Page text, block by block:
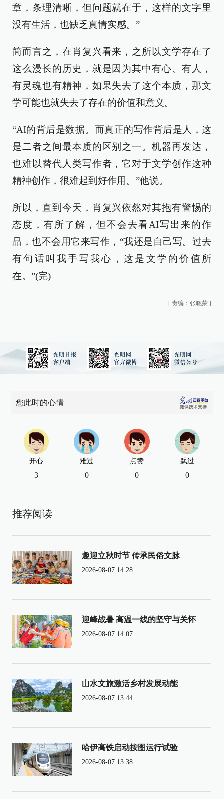
章，条理清晰，但问题就在于，这样的文字里
没有生活，也缺乏真情实感。”
简而言之，在肖复兴看来，之所以文学存在了
这么漫长的历史，就是因为其中有心、有人，
有灵魂也有精神，如果失去了这个本质，那文
学可能也就失去了存在的价值和意义。
“AI的背后是数据。而真正的写作背后是人，这
是二者之间最本质的区别之一。机器再发达，
也难以替代人类写作者，它对于文学创作这种
精神创作，很难起到好作用。”他说。
所以，直到今天，肖复兴依然对其抱有警惕的
态度，有所了解，但不会去看AI写出来的作
品，也不会用它来写作，“我还是自己写。过去
有句话叫我手写我心，这是文学的价值所
在。”(完)
[ 责编：张晓荣 ]
您此时的心情
开心
3
难过
0
点赞
0
飘过
0
推荐阅读
趣迎立秋时节 传承民俗文脉
2026-08-07 14:28
迎峰战暑 高温一线的坚守与关怀
2026-08-07 14:07
山水文旅激活乡村发展动能
2026-08-07 13:44
哈伊高铁启动按图运行试验
2026-08-07 13:38